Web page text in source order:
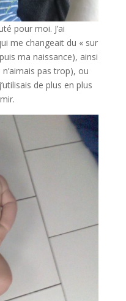
pour moi. J’ai
me changeait du « sur
ma naissance), ainsi
pas trop), ou
de plus en plus